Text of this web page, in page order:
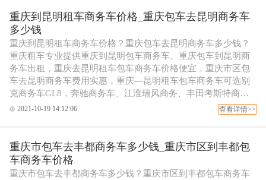
重庆到昆明租车商务车价格_重庆包车去昆明商务车
多少钱
重庆到昆明租车商务车价格？重庆包车去昆明商务车多少钱？
重庆租车专业提供重庆到昆明包车商务车、重庆包车到昆明商
务车出租，重庆去昆明租车包车商务车价格便宜，重庆市区包
车去昆明商务车费用实惠，重庆—昆明租车包车商务车可选别
克商务车GL8，奔驰商务车、江淮瑞风商务、丰田考斯特商务
包车等，可配专职代驾司机，欢迎拨打重庆租车电话订车！
2021-10-19 14:12:06 查看详情>>
重庆市包车去丰都商务车多少钱_重庆市区到丰都包
车商务车价格
重庆市包车去丰都商务车多少钱？重庆市区到丰都包车商务车